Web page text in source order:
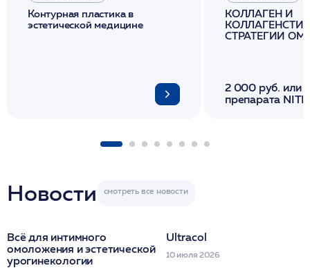
Контурная пластика в
эстетической медицине
КОЛЛАГЕН И
СТРАТЕГИИ
2 000 руб. или
препарата
Новости
Всё для интимного
омоложения и эстетической
урогинекологии
Ultracol
10 июля 2026